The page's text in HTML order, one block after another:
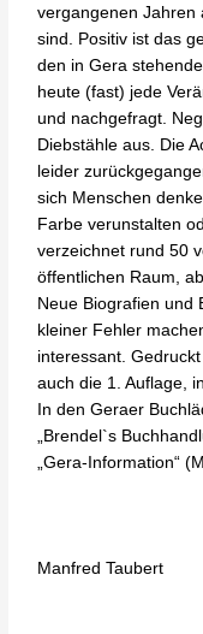
vergangenen Jahren
sind. Positiv ist das
den in Gera
heute (fast) jede
und nachgefragt.
Diebstähle aus. Die
leider
sich Menschen
Farbe verunstalten
verzeichnet rund 50
öffentlichen Raum,
Neue Biografien und
kleiner Fehler
interessant.
auch die 1. Auflage,
In den Geraer
„Brendel`s
„Gera-Information“
Manfred Taubert